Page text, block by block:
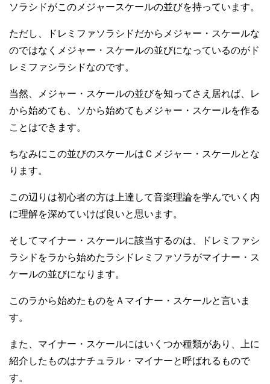
ソラシドがこのメジャースケールの並びを持っています。
ただし、ドレミファソラシドだからメジャー・スケールな
のではなくメジャー・スケールの並びになっているのがド
レミファシラシドなのです。
当然、メジャー・スケールの並びを知ってさえ居れば、レ
から始めても、ソから始めてもメジャー・スケールを作る
ことはできます。
ちなみにこの並びのスケールはＣメジャー・スケールとな
ります。
この辺りは初心者の方は上達して音楽理論を学んでいく内
に理解を深めていけば良いと思います。
そしてマイナー・スケールに該当するのは、ドレミファシ
ラシドをラから始めたラシドレミファソラがマイナー・ス
ケールの並びになります。
このラから始めたものをＡマイナー・スケールと言いま
す。
また、マイナー・スケールにはいくつか種類があり、上に
紹介したものはナチュラル・マイナーと呼ばれるもので
す。